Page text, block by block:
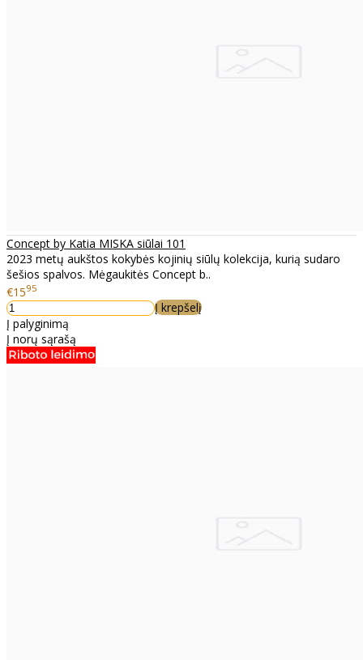
Concept by Katia MISKA siūlai 101
2023 metų aukštos kokybės kojinių siūlų kolekcija, kurią sudaro
šešios spalvos. Mėgaukitės Concept b..
€1595
Į krepšelį
Į palyginimą
Į norų sąrašą